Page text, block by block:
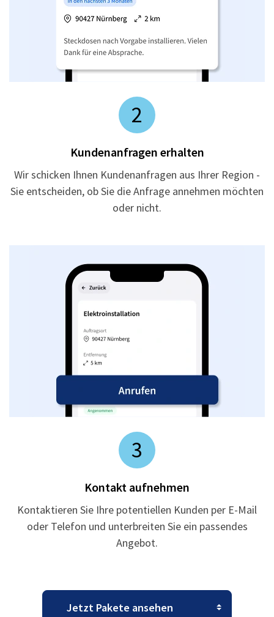
2
Kundenanfragen erhalten
Wir schicken Ihnen Kundenanfragen aus Ihrer Region -
Sie entscheiden, ob Sie die Anfrage annehmen möchten
oder nicht.
3
Kontakt aufnehmen
Kontaktieren Sie Ihre potentiellen Kunden per E-Mail
oder Telefon und unterbreiten Sie ein passendes
Angebot.